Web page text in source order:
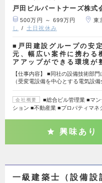
戸田ビルパートナーズ株式
500万円 ～ 699万円 東
し
土日祝休み
■戸田建設グループの安
元、幅広い案件に携わる
アアップができる環境が
【仕事内容】 ■同社の設備技術部
（受変電設備を中心とする電気設
会社概要
■総合ビル管理業 ■マ
ション ■不動産業 ■プロパティマ
興味あり
一級建築士（設備